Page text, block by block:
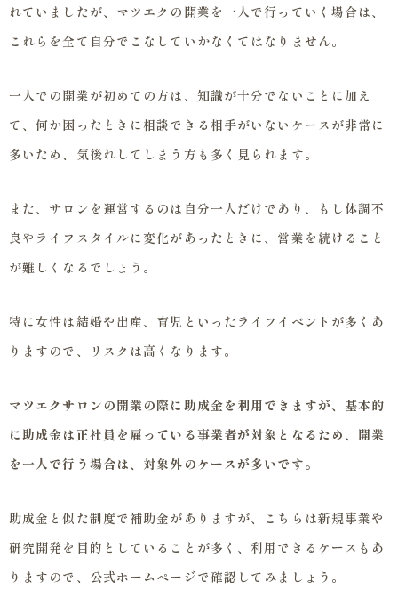
れていましたが、マツエクの開業を一人で行っていく場合は、
これらを全て自分でこなしていかなくてはなりません。
一人での開業が初めての方は、知識が十分でないことに加え
て、何か困ったときに相談できる相手がいないケースが非常に
多いため、気後れしてしまう方も多く見られます。
また、サロンを運営するのは自分一人だけであり、もし体調不
良やライフスタイルに変化があったときに、営業を続けること
が難しくなるでしょう。
特に女性は結婚や出産、育児といったライフイベントが多くあ
りますので、リスクは高くなります。
マツエクサロンの開業の際に助成金を利用できますが、基本的
に助成金は正社員を雇っている事業者が対象となるため、開業
を一人で行う場合は、対象外のケースが多いです。
助成金と似た制度で補助金がありますが、こちらは新規事業や
研究開発を目的としていることが多く、利用できるケースもあ
りますので、公式ホームページで確認してみましょう。